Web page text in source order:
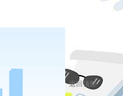
辈子，之所以能够不断地
议上的思想收获和同伴鼓舞
9月28日，战斗英雄代
发言，交流经验。9月30日
的革命英雄主义运动》的
返回顶部